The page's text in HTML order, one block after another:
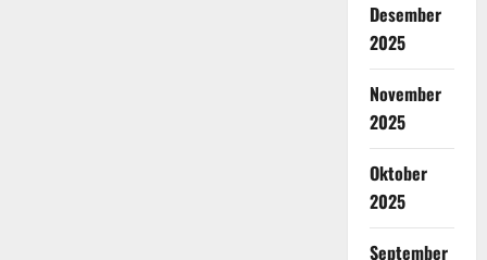
Desember
2025
November
2025
Oktober
2025
September